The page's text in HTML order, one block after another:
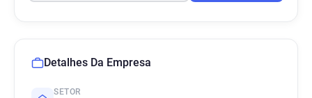
Detalhes Da Empresa
SETOR